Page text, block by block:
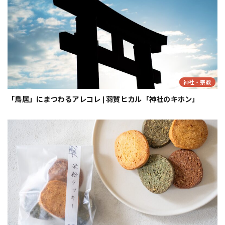
神社・宗教
「鳥居」にまつわるアレコレ | 羽賀ヒカル「神社のキホン」